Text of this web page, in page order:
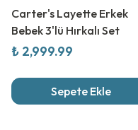
Carter's Layette Erkek
Bebek 3'lü Hırkalı Set
₺ 2,999.99
Sepete Ekle